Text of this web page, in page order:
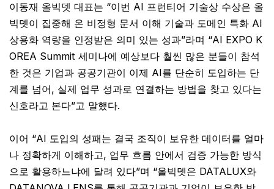
이동재 올빅뎃 대표는 “이번 AI 프런티어 기술상 수상은 올
빅뎃이 집중해 온 비정형 문서 이해 기술과 도메인 특화 AI
상용화 역량을 인정받은 의미 있는 성과”라며 “AI EXPO K
OREA Summit 세미나에 예상보다 훨씬 많은 분들이 참석
한 것은 기업과 공공기관이 이제 AI를 단순히 도입하는 단
계를 넘어, 실제 업무 성과로 연결하는 방법을 찾고 있다는
신호라고 본다”고 말했다.
이어 “AI 도입의 성패는 결국 조직이 보유한 데이터를 얼마
나 정확하게 이해하고, 업무 흐름 안에서 검증 가능한 방식
으로 활용하느냐에 달려 있다”며 “올빅뎃은 DATALUX와